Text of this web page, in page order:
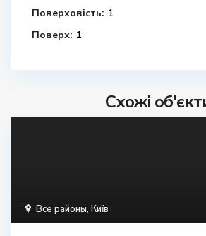
Поверховість: 1
Поверх: 1
Схожі
Все районы, Київ